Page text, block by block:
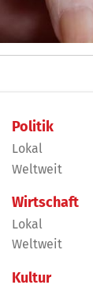
Politik
Lokal
Weltweit
Wirtschaft
Lokal
Weltweit
Kultur